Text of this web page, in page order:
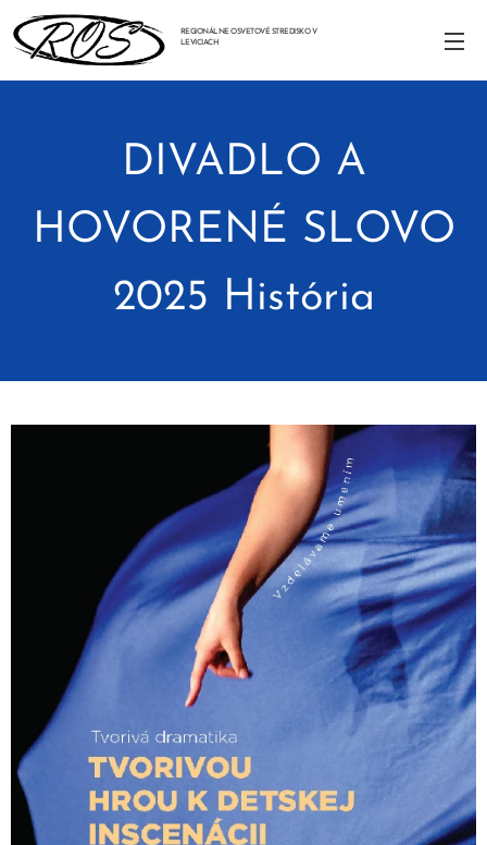
REGIONÁLNE OSVETOVÉ STREDISKO V
LEVICIACH
DIVADLO A
HOVORENÉ SLOVO
2025 História